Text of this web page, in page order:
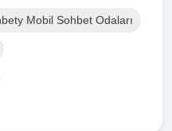
Mobil Sohbet Odaları